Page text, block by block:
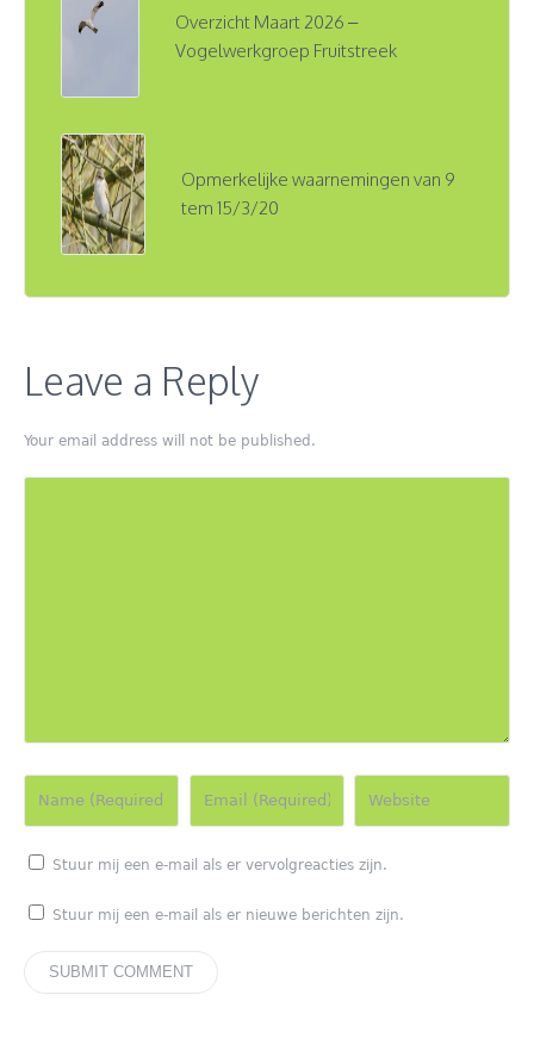
Overzicht Maart 2026 –
Vogelwerkgroep Fruitstreek
Opmerkelijke waarnemingen van 9
tem 15/3/20
Leave a Reply
Your email address will not be published.
Stuur mij een e-mail als er vervolgreacties zijn.
Stuur mij een e-mail als er nieuwe berichten zijn.